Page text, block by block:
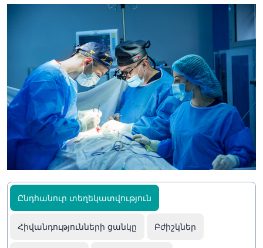
Ընդհանուր տեղեկատվություն
Հիվանդությունների ցանկը Բժիշկներ